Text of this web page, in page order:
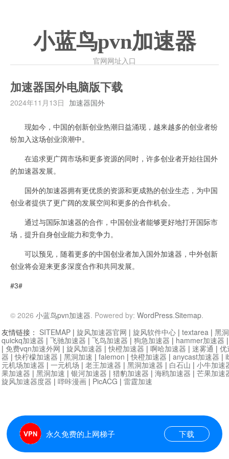
小蓝鸟pvn加速器
官网网址入口
加速器国外电脑版下载
2024年11月13日 加速器国外
现如今，中国的创新创业热潮日益涌现，越来越多的创业者纷
纷加入这场创业浪潮中。
在追求更广阔市场和更多资源的同时，许多创业者开始往国外
的加速器发展。
国外的加速器拥有更优质的资源和更成熟的创业生态，为中国
创业者提供了更广阔的发展空间和更多的合作机会。
通过与国际加速器的合作，中国创业者能够更好地打开国际市
场，提升自身创业能力和竞争力。
可以预见，随着更多的中国创业者加入国外加速器，中外创新
创业将会迎来更多深度合作和共同发展。
#3#
© 2026 小蓝鸟pvn加速器. Powered by: WordPress.Sitemap.
永久免费的上网梯子 下载
友情链接： SITEMAP | 旋风加速器官网 | 旋风软件中心 | textarea | 黑
quickq加速器 | 飞驰加速器 | 飞鸟加速器 | 狗急加速器 | hammer加速器
| 免费vqn加速外网 | 旋风加速器 |快橙加速器 | 啊哈加速器 | 迷雾通 | 优
器 |快柠檬加速器 | 黑洞加速 | falemon |快橙加速器 | anycast加速器 |
元机场加速器 | 一元机场 | 老王加速器 | 黑洞加速器 | 白石山 | 小牛加速
果加速器 | 黑洞加速 | 银河加速器 | 猎豹加速器 | 海鸥加速器 | 芒果加速
旋风加速器度器 | 哔咔漫画 | PicACG | 雷霆加速